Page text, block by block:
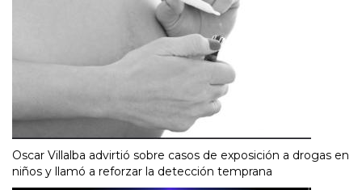
Oscar Villalba advirtió sobre casos de exposición a drogas en
niños y llamó a reforzar la detección temprana